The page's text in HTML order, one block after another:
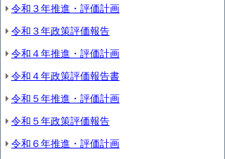
令和３年推進・評価計画
令和３年政策評価報告
令和４年推進・評価計画
令和４年政策評価報告書
令和５年推進・評価計画
令和５年政策評価報告
令和６年推進・評価計画